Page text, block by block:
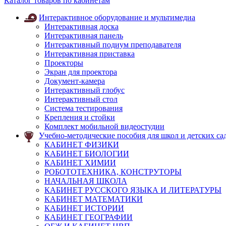
Интерактивное оборудование и мультимедиа
Интерактивная доска
Интерактивная панель
Интерактивный подиум преподавателя
Интерактивная приставка
Проекторы
Экран для проектора
Документ-камера
Интерактивный глобус
Интерактивный стол
Система тестирования
Крепления и стойки
Комплект мобильной видеостудии
Учебно-методические пособия для школ и детских
КАБИНЕТ ФИЗИКИ
КАБИНЕТ БИОЛОГИИ
КАБИНЕТ ХИМИИ
РОБОТОТЕХНИКА, КОНСТРУТОРЫ
НАЧАЛЬНАЯ ШКОЛА
КАБИНЕТ РУССКОГО ЯЗЫКА И ЛИТЕРАТУРЫ
КАБИНЕТ МАТЕМАТИКИ
КАБИНЕТ ИСТОРИИ
КАБИНЕТ ГЕОГРАФИИ